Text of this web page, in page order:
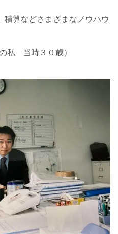
積算などさまざまなノウハウ
私 当時３０歳）